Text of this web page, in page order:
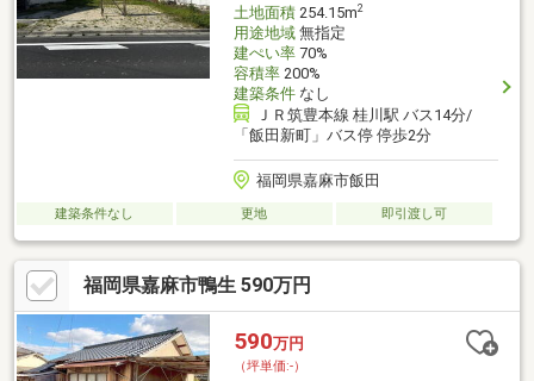
土地面積254.15m2
用途地域無指定
建ぺい率70%
容積率200%
建築条件なし
ＪＲ筑豊本線 桂川駅 バス14分/
「飯田新町」バス停 停歩2分
福岡県嘉麻市飯田
建築条件なし 更地 即引渡し可
福岡県嘉麻市鴨生 590万円
590万円
（坪単価:-）